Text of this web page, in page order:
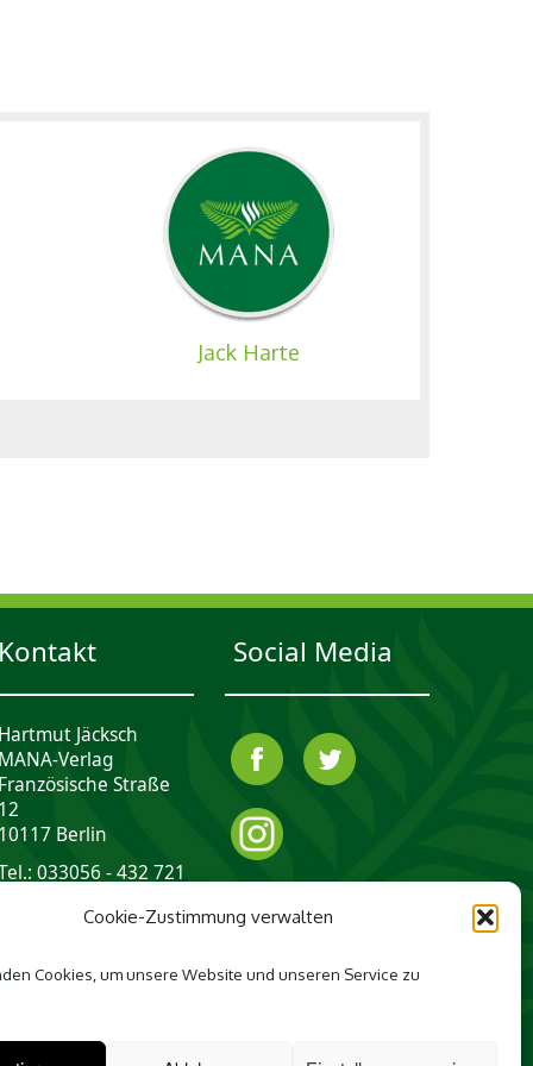
Cookie-Zustimmung verwalten
Cookies, um unsere Website und unseren Service zu
Jack Harte
Kontakt
Hartmut Jäcksch
MANA-Verlag
Französische Straße
12
10117 Berlin
033056 - 432 721
Social Media